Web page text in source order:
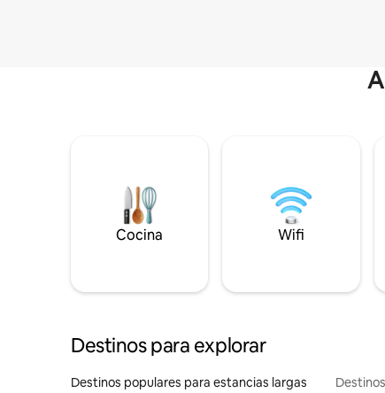
Cocina Wifi
Destinos para explorar
Destinos populares para estancias largas